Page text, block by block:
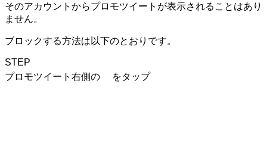
そのアカウントからプロモツイートが表示されることはあり
ません。
ブロックする方法は以下のとおりです。
STEP
プロモツイート右側の
をタップ